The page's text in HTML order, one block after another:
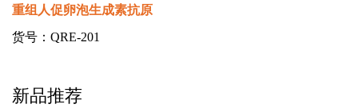
重组人促卵泡生成素抗原
货号：QRE-201
新品推荐